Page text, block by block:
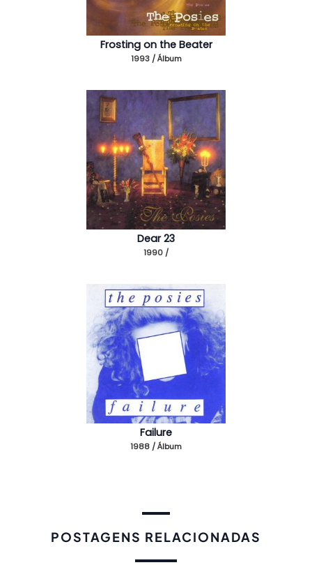
Frosting on the Beater
1993 / Álbum
Dear 23
1990 /
Failure
1988 / Álbum
POSTAGENS RELACIONADAS